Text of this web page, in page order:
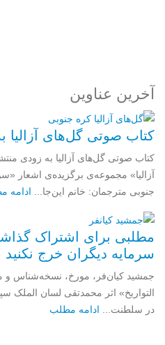
آخرین عناوین
کتاب صوتی گل‌های
کتاب صوتی گل‌های آزالیا به زودی
آزالیا» مجموعه‌ی برگزیده‌ی اشعار
جنوبی مترجمان: خانم این‌جا... ادامه
مطلبی برای اشتراک
سرمایه دیگران خرج نکنید
جمشید کیان‌فر، مورخ، نسخه‌شناس
التواریخ» اثر محمدتقی لسان الملک
در سلطنت... ادامه مطلب